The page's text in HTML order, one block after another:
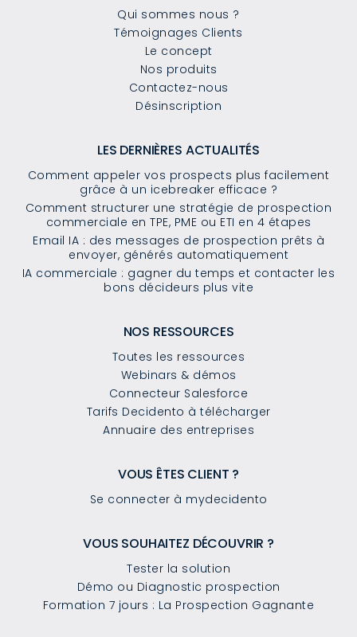
Qui sommes nous ?
Témoignages Clients
Le concept
Nos produits
Contactez-nous
Désinscription
LES DERNIÈRES ACTUALITÉS
Comment appeler vos prospects plus facilement
grâce à un icebreaker efficace ?
Comment structurer une stratégie de prospection
commerciale en TPE, PME ou ETI en 4 étapes
Email IA : des messages de prospection prêts à
envoyer, générés automatiquement
IA commerciale : gagner du temps et contacter les
bons décideurs plus vite
NOS RESSOURCES
Toutes les ressources
Webinars & démos
Connecteur Salesforce
Tarifs Decidento à télécharger
Annuaire des entreprises
VOUS ÊTES CLIENT ?
Se connecter à mydecidento
VOUS SOUHAITEZ DÉCOUVRIR ?
Tester la solution
Démo ou Diagnostic prospection
Formation 7 jours : La Prospection Gagnante